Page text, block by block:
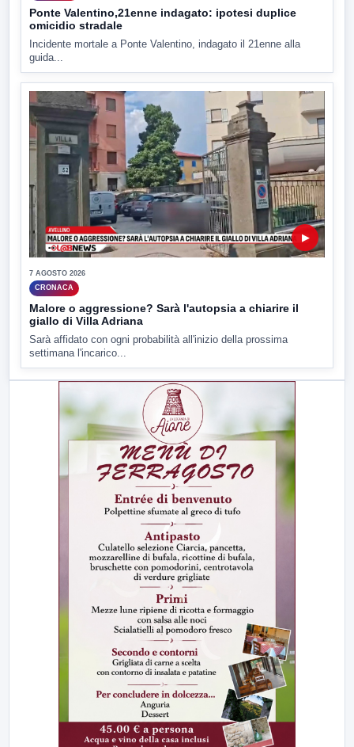
Ponte Valentino,21enne indagato: ipotesi duplice
omicidio stradale
Incidente mortale a Ponte Valentino, indagato il 21enne alla
guida...
▶
7 AGOSTO 2026
CRONACA
Malore o aggressione? Sarà l'autopsia a chiarire il
giallo di Villa Adriana
Sarà affidato con ogni probabilità all'inizio della prossima
settimana l'incarico...